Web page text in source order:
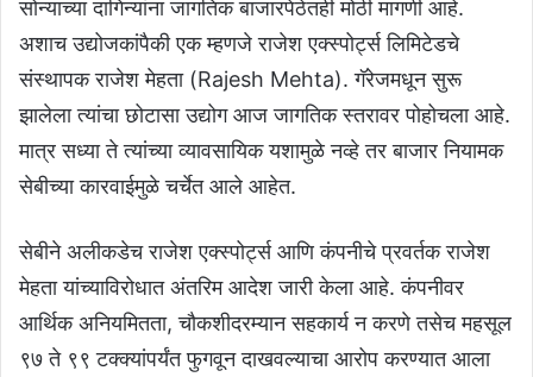
सोन्याच्या दागिन्यांना जागतिक बाजारपेठेतही मोठी मागणी आहे.
अशाच उद्योजकांपैकी एक म्हणजे राजेश एक्स्पोर्ट्स लिमिटेडचे
संस्थापक राजेश मेहता (Rajesh Mehta). गॅरेजमधून सुरू
झालेला त्यांचा छोटासा उद्योग आज जागतिक स्तरावर पोहोचला आहे.
मात्र सध्या ते त्यांच्या व्यावसायिक यशामुळे नव्हे तर बाजार नियामक
सेबीच्या कारवाईमुळे चर्चेत आले आहेत.
सेबीने अलीकडेच राजेश एक्स्पोर्ट्स आणि कंपनीचे प्रवर्तक राजेश
मेहता यांच्याविरोधात अंतरिम आदेश जारी केला आहे. कंपनीवर
आर्थिक अनियमितता, चौकशीदरम्यान सहकार्य न करणे तसेच महसूल
९७ ते ९९ टक्क्यांपर्यंत फुगवून दाखवल्याचा आरोप करण्यात आला